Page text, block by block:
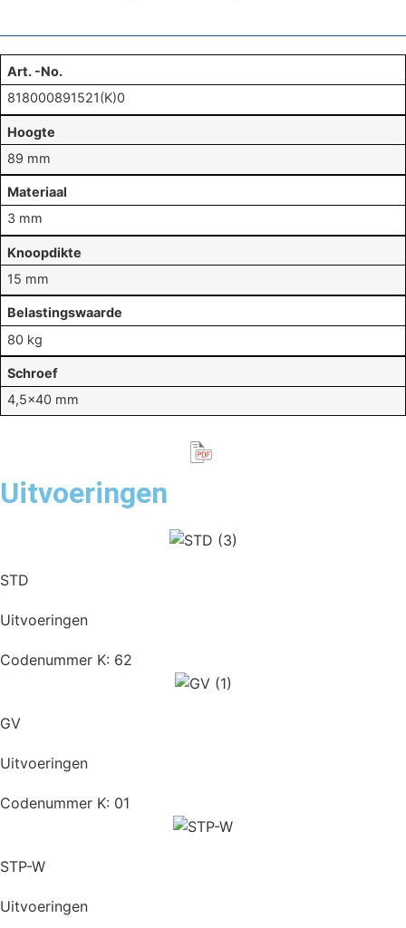
Art. -No.
818000891521(K)0
Hoogte
89 mm
Materiaal
3 mm
Knoopdikte
15 mm
Belastingswaarde
80 kg
Schroef
4,5×40 mm
Uitvoeringen
STD
Uitvoeringen
Codenummer K: 62
GV
Uitvoeringen
Codenummer K: 01
STP-W
Uitvoeringen